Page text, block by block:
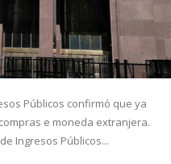
Públicos confirmó que ya
e moneda extranjera.
Ingresos Públicos...